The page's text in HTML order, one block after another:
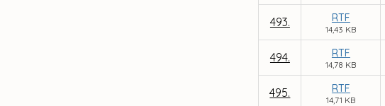
493. RTF
14,43 KB
494. RTF
14,78 KB
495. RTF
14,71 KB